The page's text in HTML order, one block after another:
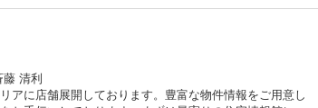
藤 清利
アに店舗展開しております。豊富な物件情報をご用意し